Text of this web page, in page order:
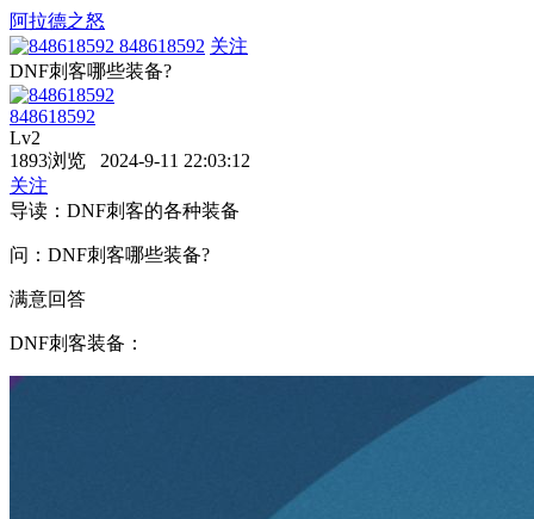
阿拉德之怒
848618592 关注
DNF刺客哪些装备?
848618592
Lv2
1893浏览 2024-9-11 22:03:12
关注
导读：DNF刺客的各种装备
问：DNF刺客哪些装备?
满意回答
DNF刺客装备：